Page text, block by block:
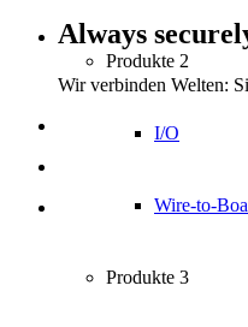
Produkte 2
I/O
Wire-to-
Produkte 3
Always
Wir verbinden Welten: